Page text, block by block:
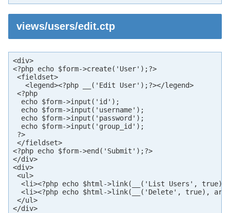
views/users/edit.ctp
<div>
<?php echo $form->create('User');?>
<fieldset>
<legend><?php __('Edit User');?></legend>
<?php
echo $form->input('id');
echo $form->input('username');
echo $form->input('password');
echo $form->input('group_id');
?>
</fieldset>
<?php echo $form->end('Submit');?>
</div>
<div>
<ul>
<li><?php echo $html->link(__('List Users',
<li><?php echo $html->link(__('Delete', true),
</ul>
</div>